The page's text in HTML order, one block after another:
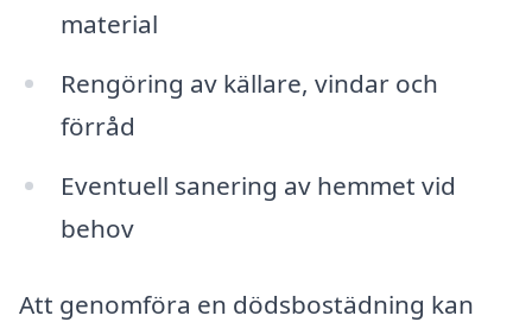
material
Rengöring av källare, vindar och
förråd
Eventuell sanering av hemmet vid
behov
Att genomföra en dödsbostädning kan